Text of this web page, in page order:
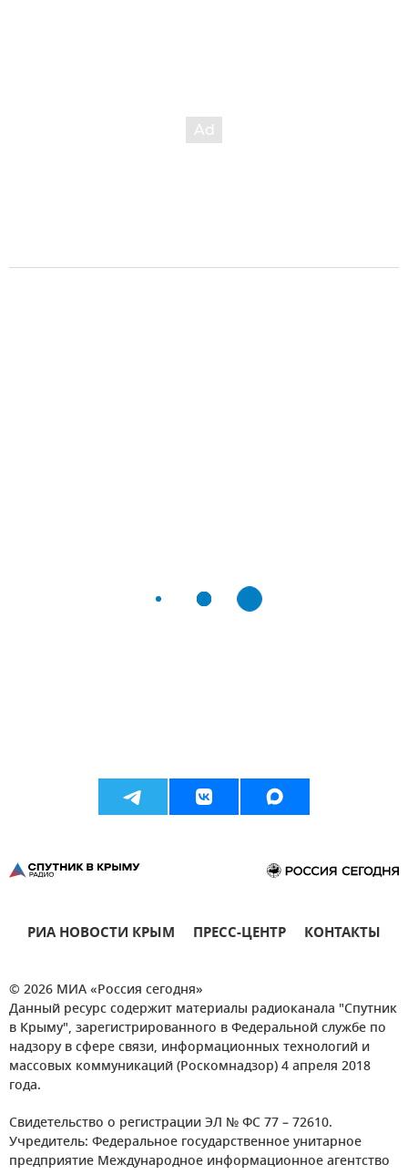
РИА НОВОСТИ КРЫМ ПРЕСС-ЦЕНТР КОНТАКТЫ
© 2026 МИА «Россия сегодня»
Данный ресурс содержит материалы радиоканала "Спутник
в Крыму", зарегистрированного в Федеральной службе по
надзору в сфере связи, информационных технологий и
массовых коммуникаций (Роскомнадзор) 4 апреля 2018
года.
Свидетельство о регистрации ЭЛ № ФС 77 – 72610.
Учредитель: Федеральное государственное унитарное
предприятие Международное информационное агентство